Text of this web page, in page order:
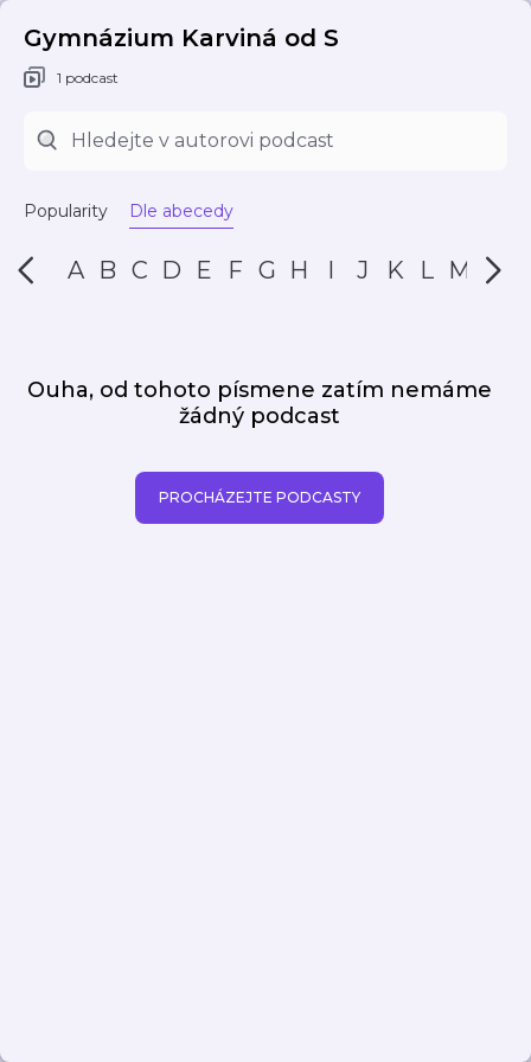
Gymnázium Karviná od S
1 podcast
Popularity Dle abecedy
A B C D E F G H I J K L M N
Ouha, od tohoto písmene zatím nemáme
žádný podcast
PROCHÁZEJTE PODCASTY